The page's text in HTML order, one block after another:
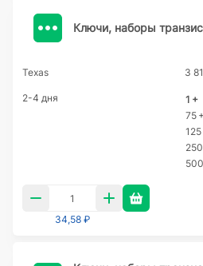
Ключи, наборы
Texas 3
2-4 дня 1 +
75 +
125
34,58 ₽